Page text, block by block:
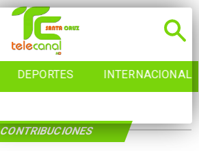
DEPORTES INTERNACIONAL
CONTRIBUCIONES